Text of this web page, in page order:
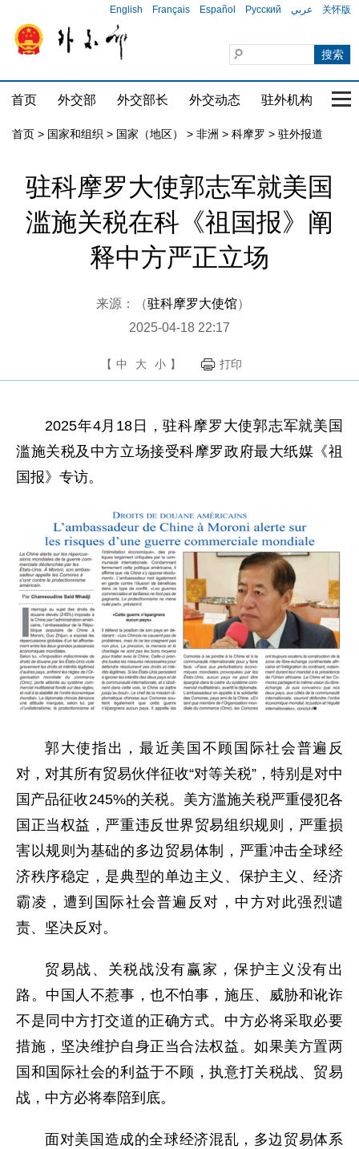
English Français Español Русский عربي 关怀版
首页 外交部 外交部长 外交动态 驻外机构 国
首页 > 国家和组织 > 国家（地区） > 非洲 > 科摩罗 > 驻外报道
驻科摩罗大使郭志军就美国
滥施关税在科《祖国报》阐
释中方严正立场
来源：（驻科摩罗大使馆）
2025-04-18 22:17
【 中 大 小 】 打印
2025年4月18日，驻科摩罗大使郭志军就美国
滥施关税及中方立场接受科摩罗政府最大纸媒《祖
国报》专访。
郭大使指出，最近美国不顾国际社会普遍反
对，对其所有贸易伙伴征收“对等关税”，特别是对中
国产品征收245%的关税。美方滥施关税严重侵犯各
国正当权益，严重违反世界贸易组织规则，严重损
害以规则为基础的多边贸易体制，严重冲击全球经
济秩序稳定，是典型的单边主义、保护主义、经济
霸凌，遭到国际社会普遍反对，中方对此强烈谴
责、坚决反对。
贸易战、关税战没有赢家，保护主义没有出
路。中国人不惹事，也不怕事，施压、威胁和讹诈
不是同中方打交道的正确方式。中方必将采取必要
措施，坚决维护自身正当合法权益。如果美方置两
国和国际社会的利益于不顾，执意打关税战、贸易
战，中方必将奉陪到底。
面对美国造成的全球经济混乱，多边贸易体系